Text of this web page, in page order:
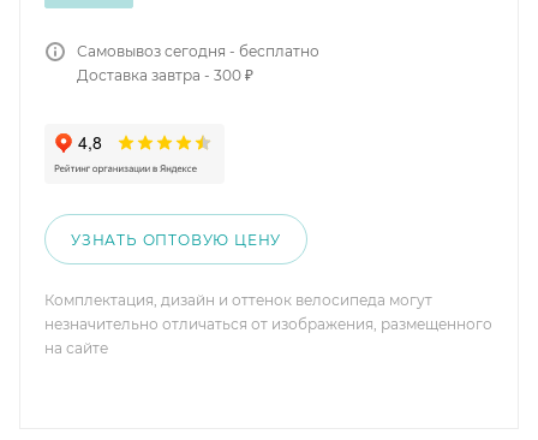
Самовывоз сегодня - бесплатно
Доставка завтра - 300 ₽
УЗНАТЬ ОПТОВУЮ ЦЕНУ
Комплектация, дизайн и оттенок велосипеда могут
незначительно отличаться от изображения, размещенного
на сайте